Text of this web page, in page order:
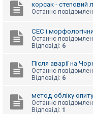
е
в
е
корсак - степовий
Останнє
СЕС і
Останнє
Відповіді: 6
Після аварії на
Останнє
Відповіді: 6
метод обліку
Останнє
Відповіді: 1